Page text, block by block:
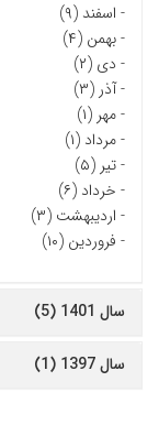
- اسفند (۹)
-بهمن (۴)
- دی (۲)
-آذر (۳)
-مهر (۱)
-مرداد (۱)
-تیر (۵)
- خرداد (۶)
- اردیبهشت (۳)
- فروردین (۱۰)
سال 1401 (5)
سال 1397 (1)